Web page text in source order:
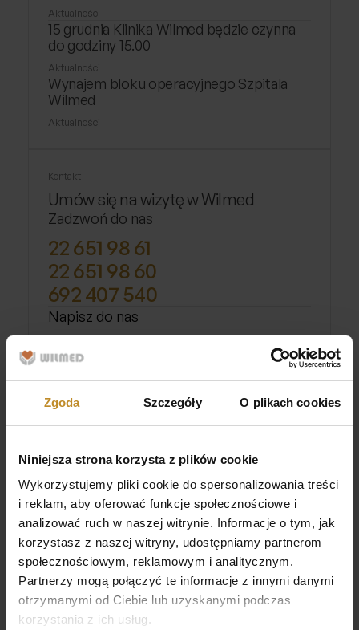
Zgoda Szczegóły O plikach cookies
Niniejsza strona korzysta z plików cookie
Wykorzystujemy pliki cookie do spersonalizowania treści
i reklam, aby oferować funkcje społecznościowe i
analizować ruch w naszej witrynie. Informacje o tym, jak
korzystasz z naszej witryny, udostępniamy partnerom
społecznościowym, reklamowym i analitycznym.
Partnerzy mogą połączyć te informacje z innymi danymi
otrzymanymi od Ciebie lub uzyskanymi podczas
korzystania z ich usług.
Aktualności
15 grudnia Klinika Wilmed będzie czynna
do godziny 15.00
Aktualności
Wynajem bloku operacyjnego Szpitala
Wilmed
Aktualności
Kontakt
Umów się na wizytę w Wilmed
Zadzwoń do nas
22 651 98 61
22 651 98 60
692 407 540
Napisz do nas
Wyróżnienia
Wyróżnienie dla Najlepszej
Placówki 2019
Wyróżnienie przyznane przez pacjentów, którzy
skorzystali z naszych usług za pośrednictwem
platformy tourmedica.pl